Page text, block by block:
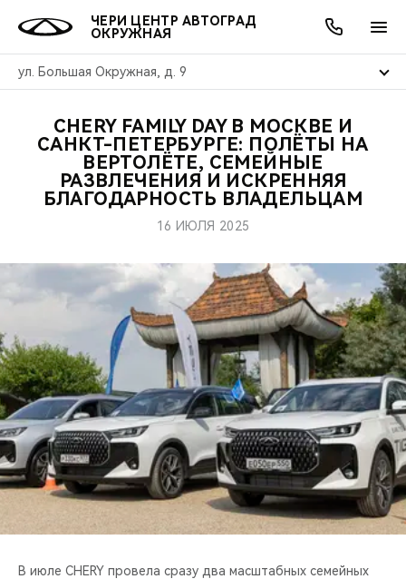
ЧЕРИ ЦЕНТР АВТОГРАД
ОКРУЖНАЯ
ул. Большая Окружная, д. 9
МОДЕЛИ
ВСЕ МОДЕЛИ
СЕДАНЫ
НОВИНКИ
ПОКУПАТЕЛЯМ
ВЫБОР И ПОКУПКА
КРЕДИТ И СТРАХОВАНИЕ
ВЛАДЕЛЬЦАМ
СЕРВИС
ЗАПЧАСТИ И АКСЕССУАРЫ
ПОДДЕРЖКА
МИР CHERY
АКСЕССУАРЫ
CHERY В СОЦСЕТЯХ
БЛАГОТВОРИТЕЛЬНОСТЬ
CHERY REMOTE
CHERY И СПОРТ
НАШИ МЕРОПРИЯТИЯ
АКЦИИ
ВЫГОДЫ И АКЦИИ
ОНЛАЙН СЕРВИСЫ
ВЫБОР И ПОКУПКА
О КОМПАНИИ
CHERY FAMILY DAY В МОСКВЕ И
САНКТ-ПЕТЕРБУРГЕ: ПОЛЁТЫ НА
ВЕРТОЛЁТЕ, СЕМЕЙНЫЕ
РАЗВЛЕЧЕНИЯ И ИСКРЕННЯЯ
БЛАГОДАРНОСТЬ ВЛАДЕЛЬЦАМ
16 ИЮЛЯ 2025
В июле CHERY провела сразу два масштабных семейных